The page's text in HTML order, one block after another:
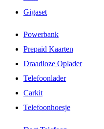
Gigaset
Powerbank
Prepaid Kaarten
Draadloze Oplader
Telefoonlader
Carkit
Telefoonhoesje